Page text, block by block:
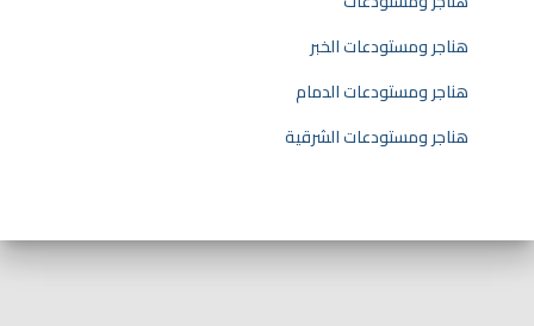
هناجر ومستودعات الخبر
هناجر ومستودعات الدمام
هناجر ومستودعات الشرقية